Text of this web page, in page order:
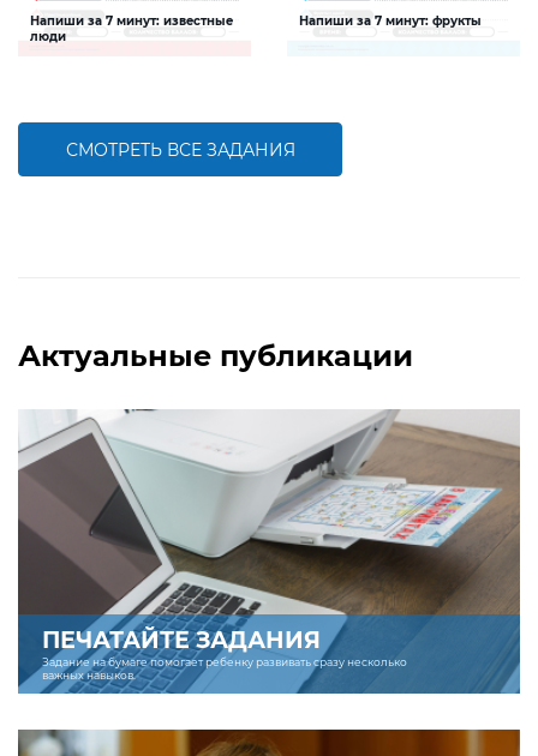
Напиши за 7 минут: известные
люди
Напиши за 7 минут: фрукты
СМОТРЕТЬ ВСЕ ЗАДАНИЯ
Актуальные публикации
ПЕЧАТАЙТЕ ЗАДАНИЯ
Задание на бумаге помогает ребенку развивать сразу несколько
важных навыков.